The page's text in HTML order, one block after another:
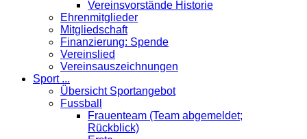
Vereinsvorstände Historie
Ehrenmitglieder
Mitgliedschaft
Finanzierung: Spende
Vereinslied
Vereinsauszeichnungen
Sport ...
Übersicht Sportangebot
Fussball
Frauenteam (Team abgemeldet;
Rückblick)